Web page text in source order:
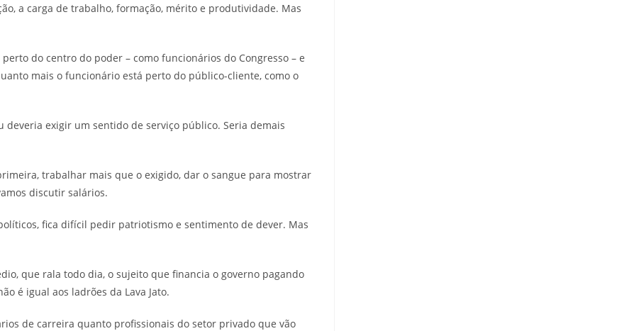
a carga de trabalho, formação, mérito e produtividade. Mas
do centro do poder – como funcionários do Congresso – e
mais o funcionário está perto do público-cliente, como o
exigir um sentido de serviço público. Seria demais
trabalhar mais que o exigido, dar o sangue para mostrar
discutir salários.
fica difícil pedir patriotismo e sentimento de dever. Mas
que rala todo dia, o sujeito que financia o governo pagando
é igual aos ladrões da Lava Jato.
de carreira quanto profissionais do setor privado que vão